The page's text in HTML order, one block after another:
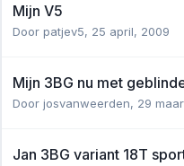
Mijn V5
Door patjev5, 25 april, 2009
Mijn 3BG nu met
Door josvanweerden, 29
Jan 3BG variant 18T